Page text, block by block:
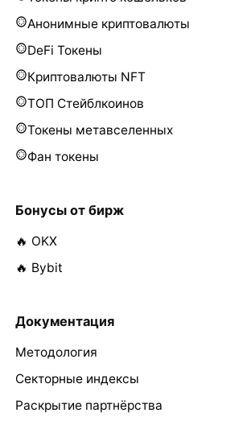
Анонимные криптовалюты
DeFi Токены
Криптовалюты NFT
ТОП Стейблкоинов
Токены метавселенных
Фан токены
Бонусы от бирж
🔥 OKX
🔥 Bybit
Документация
Методология
Секторные индексы
Раскрытие партнёрства